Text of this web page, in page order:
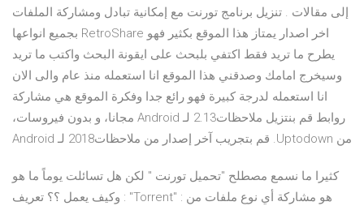
إلى مقالات . تنزيل برنامج تورنت مع إمكانية تبادل ومشاركة الملفات
بجميع انواعها RetroShare اخر اصدار يمتاز هذا الموقع بكثير فهو
يطرح ما تريد فقط اكتفي بلبحث على ايقونة البحث واكتب ما تريد
وسيخرج امامك وصدقني هذا الموقع انا استعمله منذ عام والى الان
انا استعمله لدرجة كبيرة فهو رائع جدا وفكرة الموقع هي مشاركة
روابط ‫قم بنتزيل ملاحظات2.13 لـ Android مجانا، و بدون فيروسات،
من Uptodown. قم بتجريب آخر إصدار من ملاحظات2018 لـ Android
كثيرا ما نسمع مصطلح "تحميل تورنت " لكن هل تسائلت يوماً ما هو
وكيف يعمل ؟؟ تعريف : "Torrent" : هو مشاركة أي نوع ملفات من